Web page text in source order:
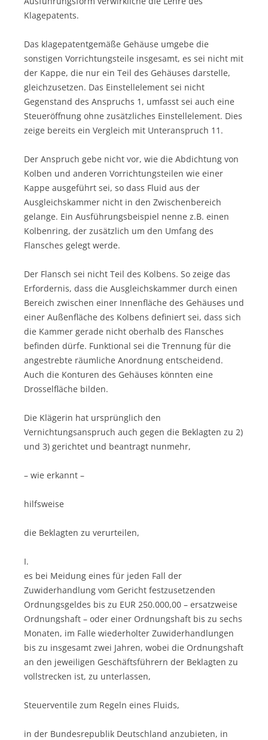
Klagepatents.
Das klagepatentgemäße Gehäuse umgebe die
sonstigen Vorrichtungsteile insgesamt, es sei nicht mit
der Kappe, die nur ein Teil des Gehäuses darstelle,
gleichzusetzen. Das Einstellelement sei nicht
Gegenstand des Anspruchs 1, umfasst sei auch eine
Steueröffnung ohne zusätzliches Einstellelement. Dies
zeige bereits ein Vergleich mit Unteranspruch 11.
Der Anspruch gebe nicht vor, wie die Abdichtung von
Kolben und anderen Vorrichtungsteilen wie einer
Kappe ausgeführt sei, so dass Fluid aus der
Ausgleichskammer nicht in den Zwischenbereich
gelange. Ein Ausführungsbeispiel nenne z.B. einen
Kolbenring, der zusätzlich um den Umfang des
Flansches gelegt werde.
Der Flansch sei nicht Teil des Kolbens. So zeige das
Erfordernis, dass die Ausgleichskammer durch einen
Bereich zwischen einer Innenfläche des Gehäuses und
einer Außenfläche des Kolbens definiert sei, dass sich
die Kammer gerade nicht oberhalb des Flansches
befinden dürfe. Funktional sei die Trennung für die
angestrebte räumliche Anordnung entscheidend.
Auch die Konturen des Gehäuses könnten eine
Drosselfläche bilden.
Die Klägerin hat ursprünglich den
Vernichtungsanspruch auch gegen die Beklagten zu 2)
und 3) gerichtet und beantragt nunmehr,
– wie erkannt –
hilfsweise
die Beklagten zu verurteilen,
I.
es bei Meidung eines für jeden Fall der
Zuwiderhandlung vom Gericht festzusetzenden
Ordnungsgeldes bis zu EUR 250.000,00 – ersatzweise
Ordnungshaft – oder einer Ordnungshaft bis zu sechs
Monaten, im Falle wiederholter Zuwiderhandlungen
bis zu insgesamt zwei Jahren, wobei die Ordnungshaft
an den jeweiligen Geschäftsführern der Beklagten zu
vollstrecken ist, zu unterlassen,
Steuerventile zum Regeln eines Fluids,
in der Bundesrepublik Deutschland anzubieten, in